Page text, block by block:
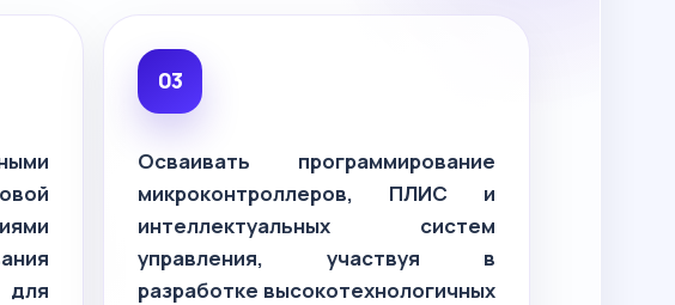
Осваивать программирование
микроконтроллеров, ПЛИС и
интеллектуальных систем
управления, участвуя в
разработке высокотехнологичных